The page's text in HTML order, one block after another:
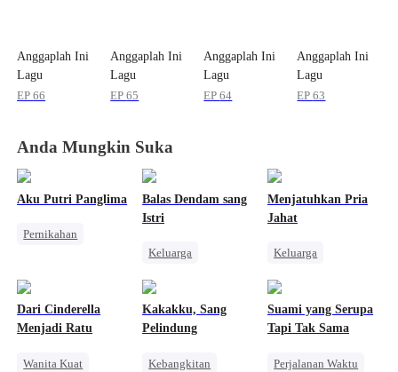
Anggaplah Ini
Lagu
Perpisahan Kita
EP66
Anggaplah Ini
Lagu
Perpisahan Kita
EP65
Anggaplah Ini
Lagu
Perpisahan Kita
EP64
Anggaplah Ini
Lagu
Perpisahan Kita
EP63
Anda Mungkin Suka
Aku Putri Panglima
Pernikahan
Pewaris Wanita
Pengkhianatan
Balas Dendam sang
Istri
Keluarga
Menjatuhkan Pria
Jahat
Keluarga
Kebangkitan
Dari Cinderella
Menjadi Ratu
Wanita Kuat
Kakakku, Sang
Pelindung
Kebangkitan
Suami yang Serupa
Tapi Tak Sama
Perjalanan Waktu